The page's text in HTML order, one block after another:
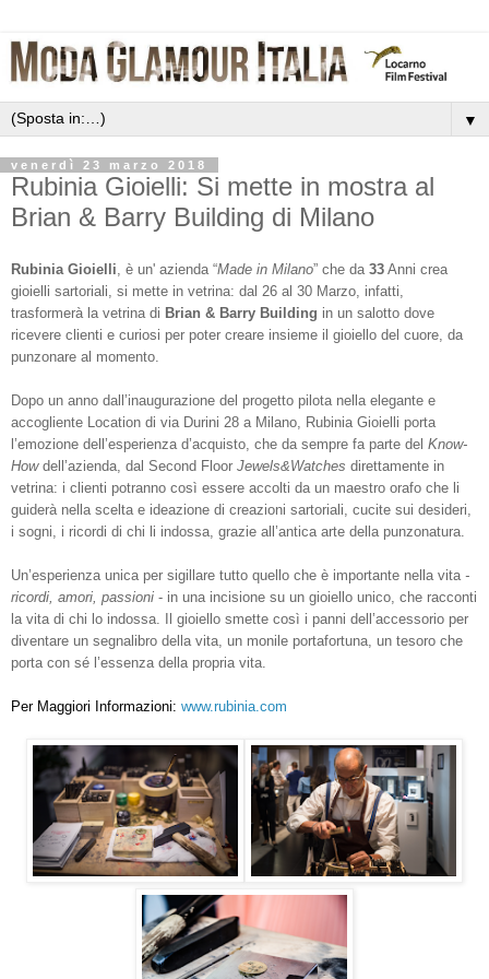
▼
venerdì 23 marzo 2018
Rubinia Gioielli: Si mette in mostra al
Brian & Barry Building di Milano
Rubinia Gioielli, è un' azienda “Made in Milano” che da 33 Anni crea
gioielli sartoriali, si mette in vetrina: dal 26 al 30 Marzo, infatti,
trasformerà la vetrina di Brian & Barry Building in un salotto dove
ricevere clienti e curiosi per poter creare insieme il gioiello del cuore, da
punzonare al momento.
Dopo un anno dall’inaugurazione del progetto pilota nella elegante e
accogliente Location di via Durini 28 a Milano, Rubinia Gioielli porta
l’emozione dell’esperienza d’acquisto, che da sempre fa parte del Know-
Howdell’azienda, dal Second Floor Jewels&Watches direttamente in
vetrina: i clienti potranno così essere accolti da un maestro orafo che li
guiderà nella scelta e ideazione di creazioni sartoriali, cucite sui desideri,
i sogni, i ricordi di chi li indossa, grazie all’antica arte della punzonatura.
Un’esperienza unica per sigillare tutto quello che è importante nella vita -
ricordi, amori, passioni - in una incisione su un gioiello unico, che racconti
la vita di chi lo indossa. Il gioiello smette così i panni dell’accessorio per
diventare un segnalibro della vita, un monile portafortuna, un tesoro che
porta con sé l’essenza della propria vita.
Per Maggiori Informazioni: www.rubinia.com